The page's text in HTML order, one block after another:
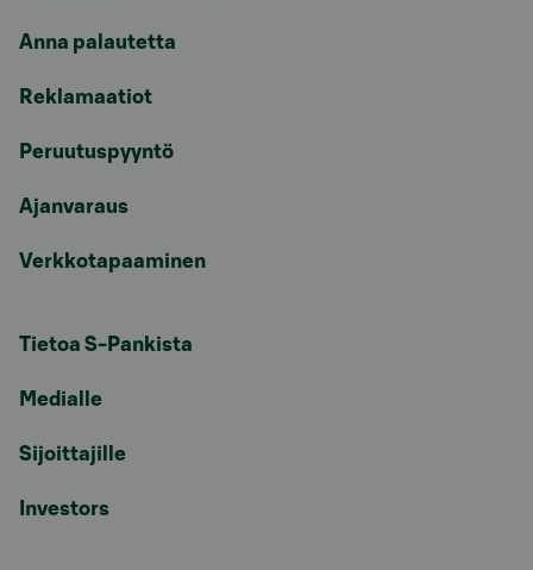
Anna palautetta
Reklamaatiot
Peruutuspyyntö
Ajanvaraus
Verkkotapaaminen
Tietoa S-Pankista
Medialle
Sijoittajille
Investors